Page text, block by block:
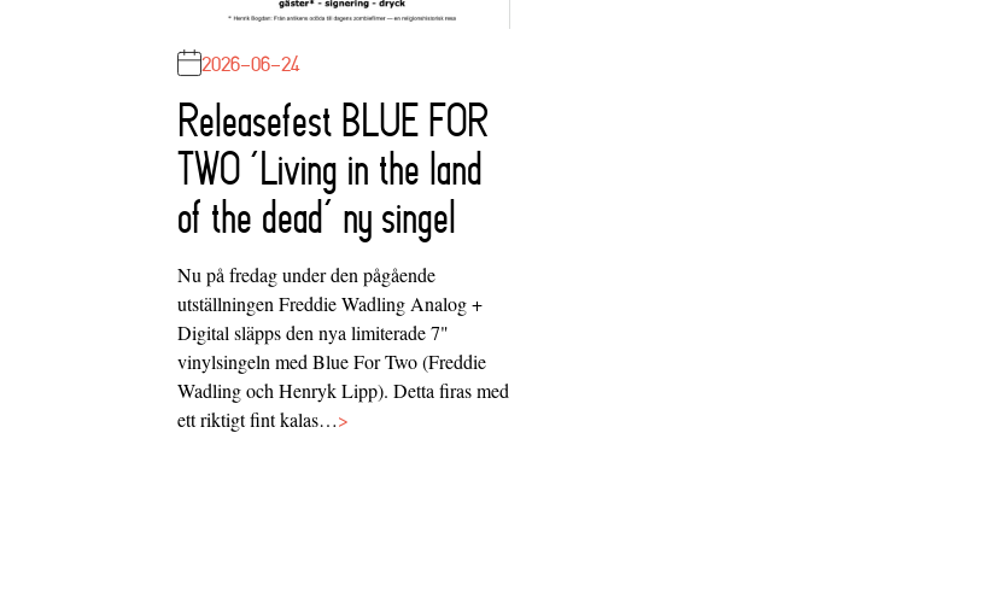
2026-06-24
Releasefest BLUE FOR
TWO ‘Living in the land
of the dead’ ny singel
Nu på fredag under den pågående
utställningen Freddie Wadling Analog +
Digital släpps den nya limiterade 7"
vinylsingeln med Blue For Two (Freddie
Wadling och Henryk Lipp). Detta firas med
ett riktigt fint kalas…>